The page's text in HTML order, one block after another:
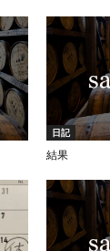
日記
結果